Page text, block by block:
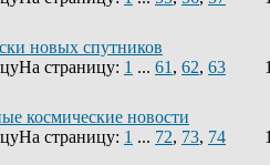
новых спутников
На страницу: 1 ... 61 , 62, 63
космические новости
На страницу: 1 ... 72, 73, 74